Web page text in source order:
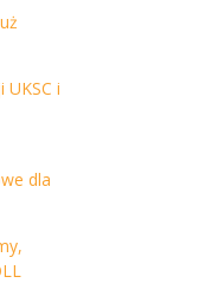
i
dla